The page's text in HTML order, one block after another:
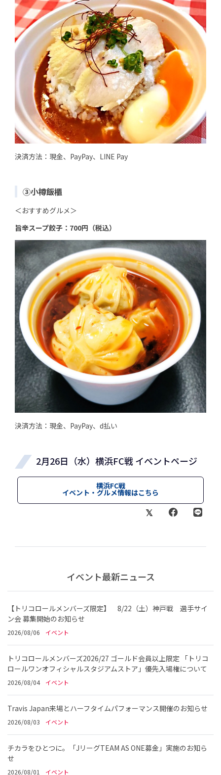
決済方法：現金、PayPay、LINE Pay
③小樽飯櫃
＜おすすめグルメ＞
旨辛スープ餃子：700円（税込）
決済方法：現金、PayPay、d払い
2月26日（水）横浜FC戦 イベントページ
横浜FC戦
イベント・グルメ情報はこちら
イベント最新ニュース
【トリコロールメンバーズ限定】 8/22（土）神戸戦 選手サイ
ン会 募集開始のお知らせ
2026/08/06 イベント
トリコロールメンバーズ2026/27 ゴールド会員以上限定 「トリコ
ロールワンオフィシャルスタジアムストア」優先入場権について
2026/08/04 イベント
Travis Japan来場とハーフタイムパフォーマンス開催のお知らせ
2026/08/03 イベント
チカラをひとつに。「JリーグTEAM AS ONE募金」実施のお知ら
せ
2026/08/01 イベント